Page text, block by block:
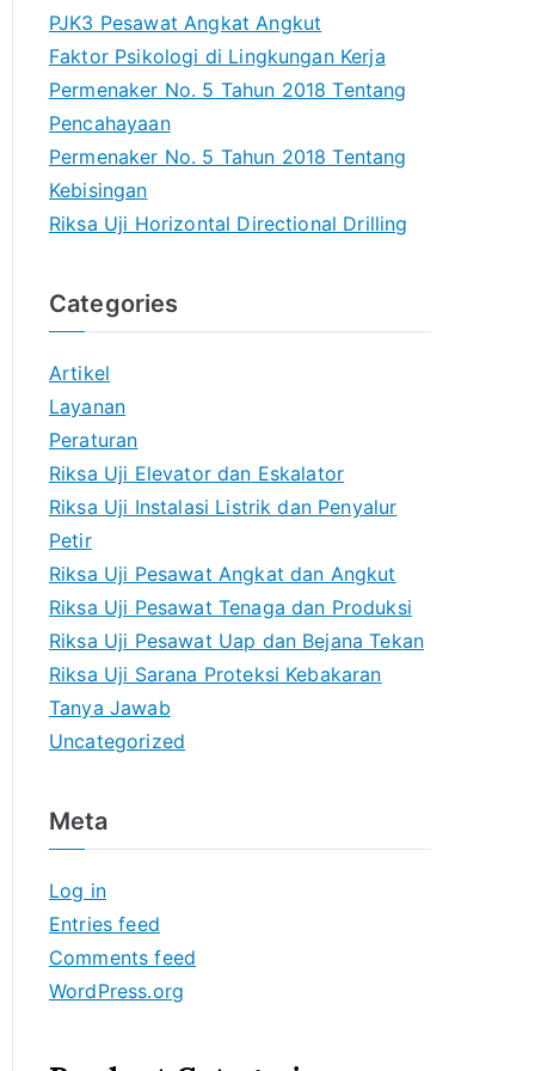
PJK3 Pesawat Angkat Angkut
Faktor Psikologi di Lingkungan Kerja
Permenaker No. 5 Tahun 2018 Tentang
Pencahayaan
Permenaker No. 5 Tahun 2018 Tentang
Kebisingan
Riksa Uji Horizontal Directional Drilling
Categories
Artikel
Layanan
Peraturan
Riksa Uji Elevator dan Eskalator
Riksa Uji Instalasi Listrik dan Penyalur
Petir
Riksa Uji Pesawat Angkat dan Angkut
Riksa Uji Pesawat Tenaga dan Produksi
Riksa Uji Pesawat Uap dan Bejana Tekan
Riksa Uji Sarana Proteksi Kebakaran
Tanya Jawab
Uncategorized
Meta
Log in
Entries feed
Comments feed
WordPress.org